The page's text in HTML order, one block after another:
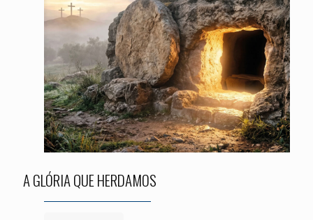
A GLÓRIA QUE HERDAMOS